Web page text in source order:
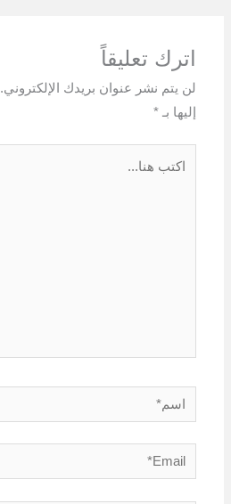
اترك تعليقاً
لن يتم نشر عنوان بريدك الإلكتروني.
إليها بـ*
اسم*
Email*